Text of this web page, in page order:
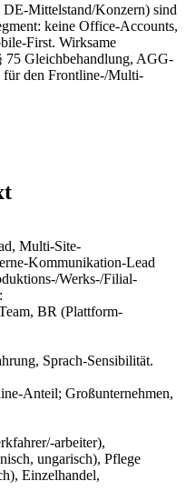
Mittelstand/Konzern) sind
keine Office-Accounts,
First. Wirksame
Gleichbehandlung, AGG-
für den Frontline-/Multi-
Multi-Site-
Kommunikation-Lead
Werks-/Filial-
BR (Plattform-
Sprach-Sensibilität.
Anteil; Großunternehmen,
arbeiter),
ungarisch), Pflege
Einzelhandel,